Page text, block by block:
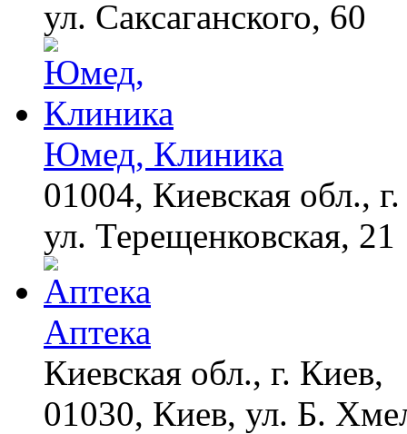
ул. Саксаганского, 60
Юмед, Клиника
01004, Киевская обл.,
ул. Терещенковская, 21
Аптека
Киевская обл., г. Киев,
01030, Киев, ул. Б.